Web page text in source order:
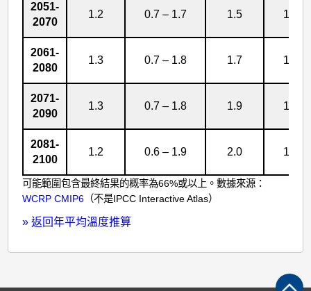
2051-
2070
1.2 0.7 – 1.7 1.5 1.0 –
2061-
2080
1.3 0.7 – 1.8 1.7 1.1 –
2071-
2090
1.3 0.7 – 1.8 1.9 1.2 –
2081-
2100
1.2 0.6 – 1.9 2.0 1.3 –
可能範圍包含最終結果的概率為66%或以上。數據來源：
WCRP CMIP6 （不是IPCC Interactive Atlas）
» 返回年平均溫度推算